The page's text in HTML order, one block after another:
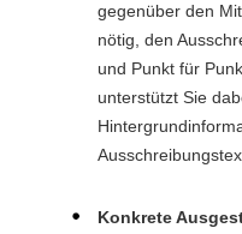
gegenüber den
nötig, den
und Punkt für
unterstützt Sie
Konkrete